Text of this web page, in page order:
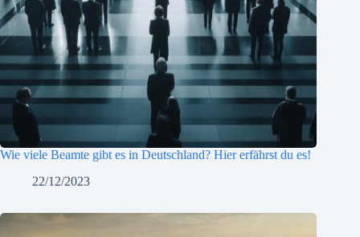
Wie viele Beamte gibt es in Deutschland? Hier erfährst du es!
22/12/2023